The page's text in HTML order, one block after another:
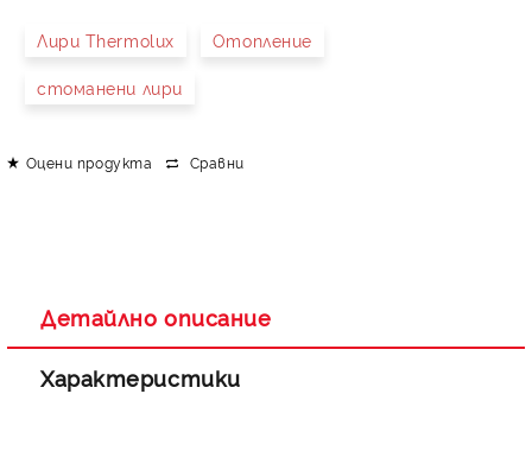
Лири Thermolux Отопление
стоманени лири
Оцени продукта Сравни
Детайлно описание
Характеристики